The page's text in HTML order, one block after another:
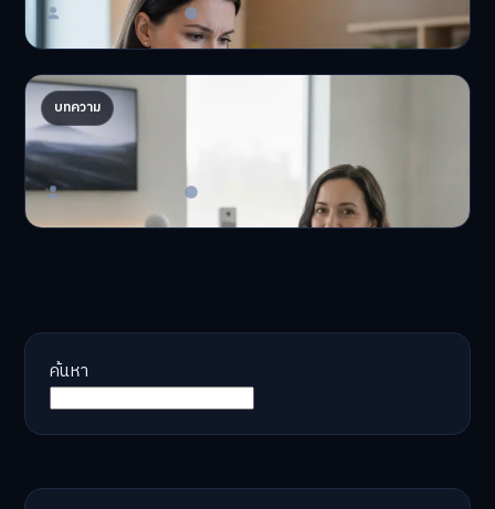
Master Bussiness 23 มิถุนายน 2026
บทความ
AI จัดพอร์ตให้ปัง! เทรนด์ลงทุนยุคใหม่ ไม่ต้องเฝ้า
จอ
AI จัดพอร์ตให้ปัง! หมด…
Master Bussiness 23 มิถุนายน 2026
ค้นหา